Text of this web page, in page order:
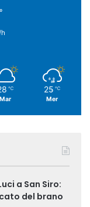
℃
Mar
25 ℃
Mer
a San Siro:
del brano